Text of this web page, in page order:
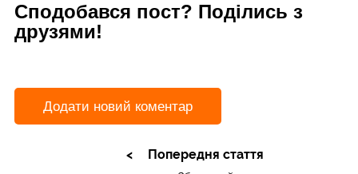
Сподобався пост? Поділись з
друзями!
Додати новий коментар
Попередня стаття